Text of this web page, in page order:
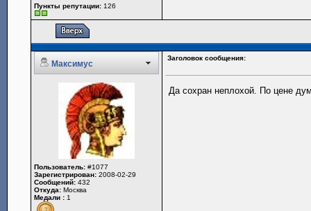
Пункты репутации: 126
Максимус
Заголовок сообщения:
Пользователь: #1077
Зарегистрирован: 2008-02-29
Сообщений: 432
Откуда: Москва
Медали : 1
Да сохран неплохой. По цене